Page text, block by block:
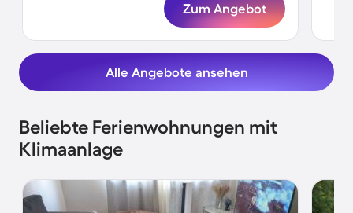
Zum Angebot
Alle Angebote ansehen
Beliebte Ferienwohnungen mit
Klimaanlage